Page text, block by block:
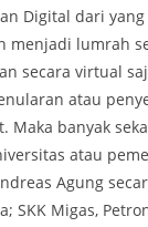
Digital dari yang
menjadi lumrah
secara virtual
atau
Maka banyak
atau
Agung
SKK Migas,